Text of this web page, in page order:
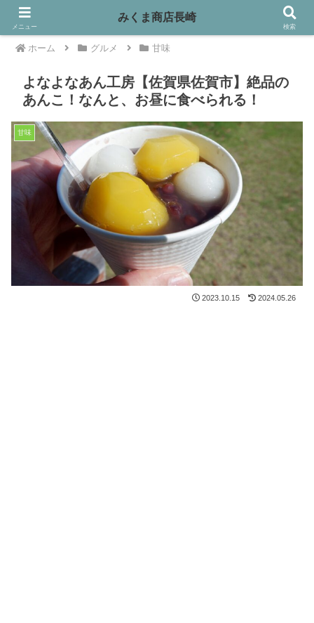
ホーム グルメ 甘味
よなよなあん工房【佐賀県佐賀市】絶品の
あんこ！なんと、お昼に食べられる！
甘味
2023.10.15 2024.05.26
メニュー
みくま商店長崎
検索